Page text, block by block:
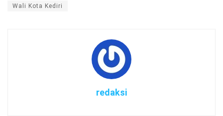
Wali Kota Kediri
redaksi